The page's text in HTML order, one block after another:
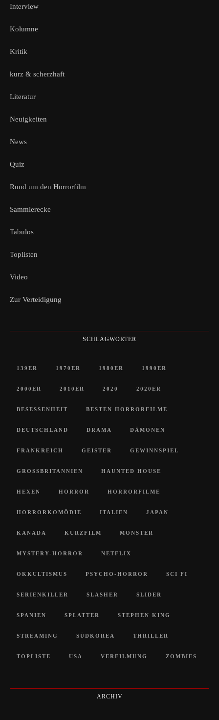
Interview
Kolumne
Kritik
kurz & scherzhaft
Literatur
Neuigkeiten
News
Quiz
Rund um den Horrorfilm
Sammlerecke
Tabulos
Toplisten
Video
Zur Verteidigung
SCHLAGWÖRTER
139ER 1970ER 1980ER 1990ER
2000ER 2010ER 2020 2020ER
BESESSENHEIT BESTEN HORRORFILME
DEUTSCHLAND DRAMA DÄMONEN
FRANKREICH GEISTER GEWINNSPIEL
GROSSBRITANNIEN HAUNTED HOUSE
HEXEN HORROR HORRORFILME
HORRORKOMÖDIE ITALIEN JAPAN
KANADA KURZFILM MONSTER
MYSTERY-HORROR NETFLIX
OKKULTISMUS PSYCHO-HORROR SCI FI
SERIENKILLER SLASHER SLIDER
SPANIEN SPLATTER STEPHEN KING
STREAMING SÜDKOREA THRILLER
TOPLISTE USA VERFILMUNG ZOMBIES
ARCHIV